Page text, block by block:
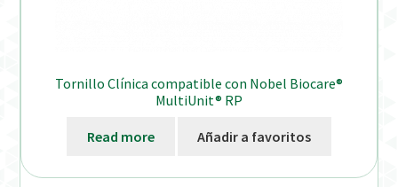
Tornillo Clínica compatible con Nobel Biocare®
MultiUnit® RP
Read more Añadir a favoritos